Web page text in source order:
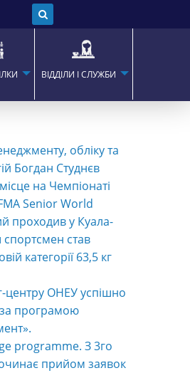
ВІДДІЛИ І СЛУЖБИ
обліку та
Богдан Студнєв
на Чемпіонаті
Senior World
проходив у Куала-
став
категорії 63,5 кг
центру ОНЕУ успішно
програмою
programme. З 3го
прийом заявок